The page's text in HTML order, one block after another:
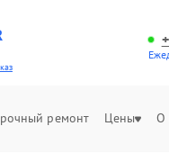
ремонт Цены О